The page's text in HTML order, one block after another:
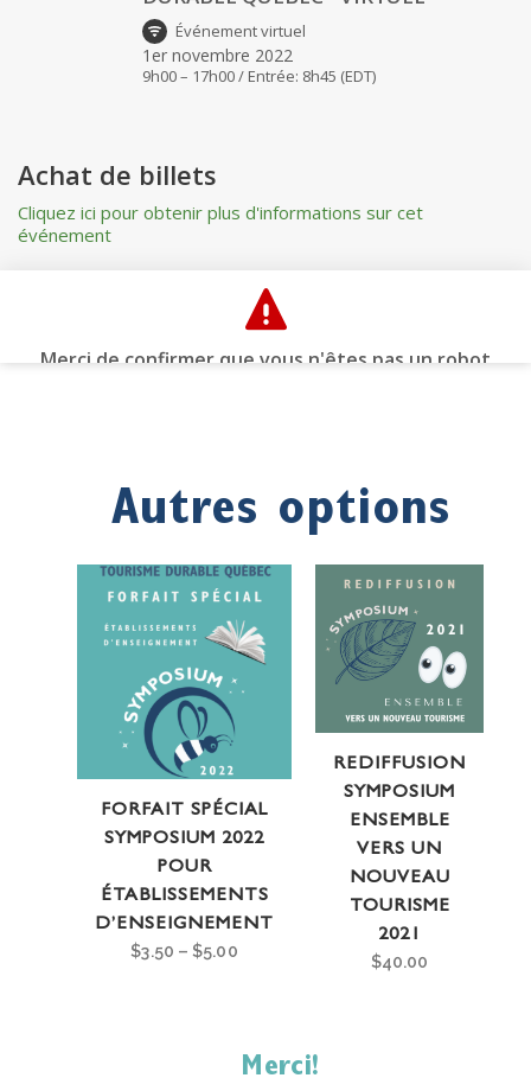
Autres options
FORFAIT SPÉCIAL
SYMPOSIUM 2022
POUR
ÉTABLISSEMENTS
D’ENSEIGNEMENT
$3.50 –$5.00
REDIFFUSION
SYMPOSIUM
ENSEMBLE
VERS UN
NOUVEAU
TOURISME
2021
$40.00
Merci!